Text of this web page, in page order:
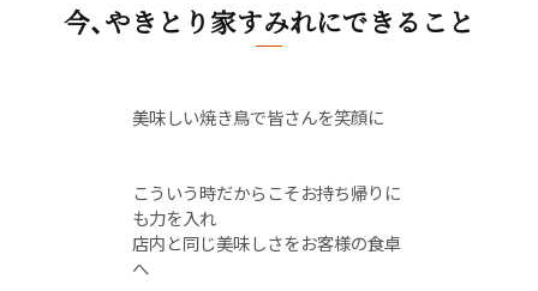
今、やきとり家すみれにできること
美味しい焼き鳥で皆さんを笑顔に
こういう時だからこそお持ち帰りに
も力を入れ
店内と同じ美味しさをお客様の食卓
へ